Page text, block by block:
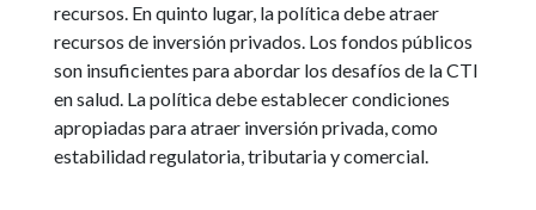
recursos. En quinto lugar, la política debe atraer
recursos de inversión privados. Los fondos públicos
son insuficientes para abordar los desafíos de la CTI
en salud. La política debe establecer condiciones
apropiadas para atraer inversión privada, como
estabilidad regulatoria, tributaria y comercial.